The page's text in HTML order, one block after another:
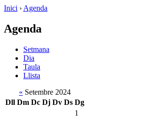
Inici › Agenda
Agenda
Setmana
Dia
Taula
Llista
« Setembre 2024
Dll Dm Dc Dj Dv Ds Dg
1